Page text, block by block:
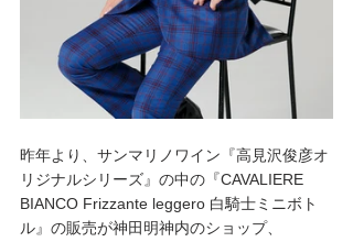
昨年より、サンマリノワイン『高見沢俊彦オ
リジナルシリーズ』の中の『CAVALIERE
BIANCO Frizzante leggero 白騎士ミニボト
ル』の販売が神田明神内のショップ、